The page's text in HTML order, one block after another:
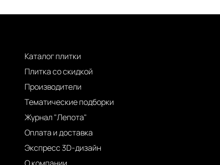
Каталог плитки
Плитка со скидкой
Производители
Тематические подборки
Журнал "Лепота"
Оплата и доставка
Экспресс 3D-дизайн